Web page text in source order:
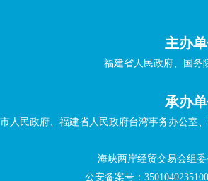
主办
福建省人民政府、国务
承办
人民政府、福建省人民政府台湾事务办公室
海峡两岸经贸交易会组
公安备案号：